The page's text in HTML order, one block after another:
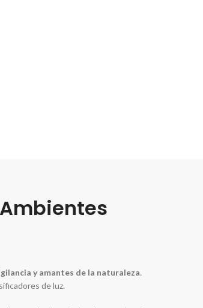
y amantes de la naturaleza.
de luz.